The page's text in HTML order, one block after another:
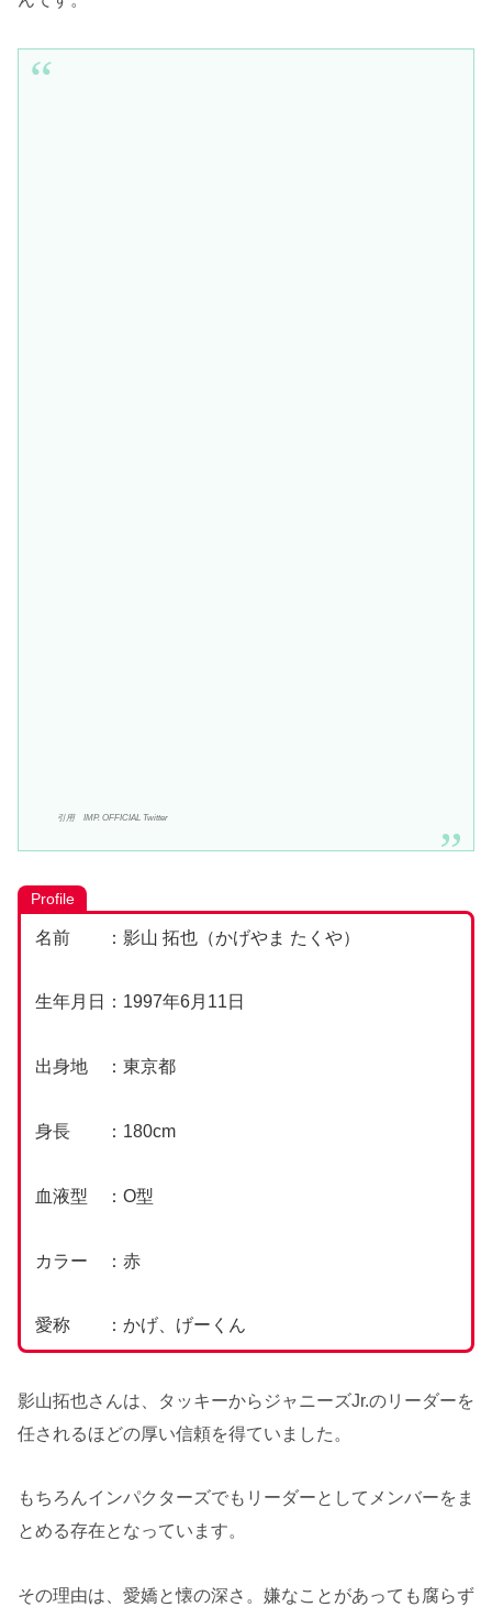
引用 IMP. OFFICIAL Twitter
Profile
名前 ：影山 拓也（かげやま たくや）
生年月日：1997年6月11日
出身地 ：東京都
身長 ：180cm
血液型 ：O型
カラー ：赤
愛称 ：かげ、げーくん
影山拓也さんは、タッキーからジャニーズJr.のリーダーを
任されるほどの厚い信頼を得ていました。
もちろんインパクターズでもリーダーとしてメンバーをま
とめる存在となっています。
その理由は、愛嬌と懐の深さ。嫌なことがあっても腐らず